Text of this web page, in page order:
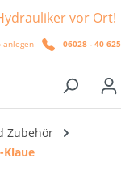
vor Ort!
anlegen 06028 - 40
Zubehör